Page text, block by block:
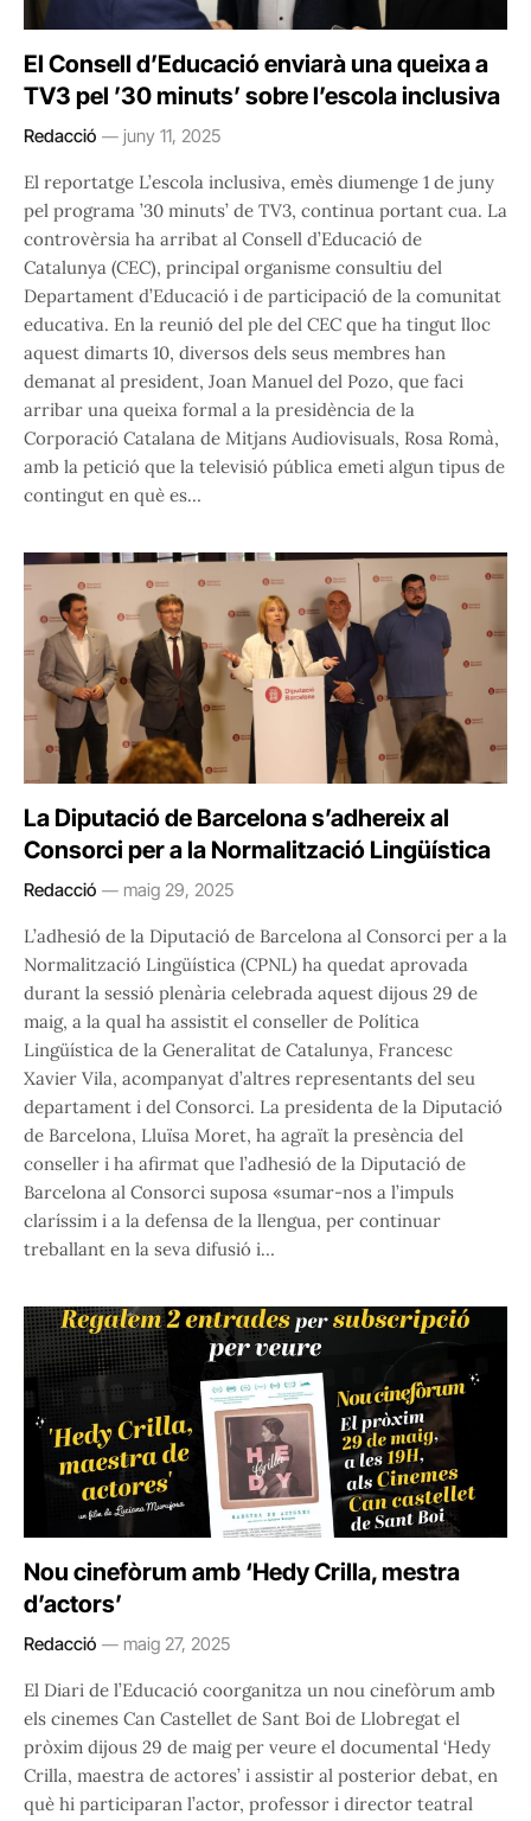
El Consell d’Educació enviarà una queixa a
TV3 pel ’30 minuts’ sobre l’escola inclusiva
Redacció juny 11, 2025
El reportatge L’escola inclusiva, emès diumenge 1 de juny
pel programa ’30 minuts’ de TV3, continua portant cua. La
controvèrsia ha arribat al Consell d’Educació de
Catalunya (CEC), principal organisme consultiu del
Departament d’Educació i de participació de la comunitat
educativa. En la reunió del ple del CEC que ha tingut lloc
aquest dimarts 10, diversos dels seus membres han
demanat al president, Joan Manuel del Pozo, que faci
arribar una queixa formal a la presidència de la
Corporació Catalana de Mitjans Audiovisuals, Rosa Romà,
amb la petició que la televisió pública emeti algun tipus de
contingut en què es…
La Diputació de Barcelona s’adhereix al
Consorci per a la Normalització Lingüística
Redacció maig 29, 2025
L’adhesió de la Diputació de Barcelona al Consorci per a la
Normalització Lingüística (CPNL) ha quedat aprovada
durant la sessió plenària celebrada aquest dijous 29 de
maig, a la qual ha assistit el conseller de Política
Lingüística de la Generalitat de Catalunya, Francesc
Xavier Vila, acompanyat d’altres representants del seu
departament i del Consorci. La presidenta de la Diputació
de Barcelona, Lluïsa Moret, ha agraït la presència del
conseller i ha afirmat que l’adhesió de la Diputació de
Barcelona al Consorci suposa «sumar-nos a l’impuls
claríssim i a la defensa de la llengua, per continuar
treballant en la seva difusió i…
Nou cinefòrum amb ‘Hedy Crilla, mestra
d’actors’
Redacció maig 27, 2025
El Diari de l’Educació coorganitza un nou cinefòrum amb
els cinemes Can Castellet de Sant Boi de Llobregat el
pròxim dijous 29 de maig per veure el documental ‘Hedy
Crilla, maestra de actores’ i assistir al posterior debat, en
què hi participaran l’actor, professor i director teatral